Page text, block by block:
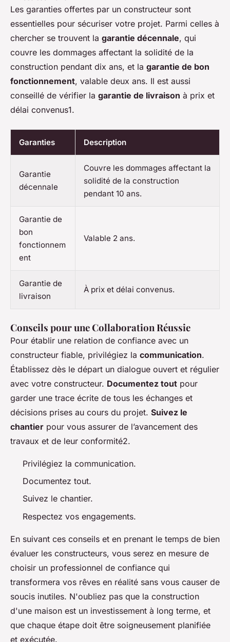
Les garanties offertes par un constructeur sont
essentielles pour sécuriser votre projet. Parmi celles à
chercher se trouvent la garantie décennale, qui
couvre les dommages affectant la solidité de la
construction pendant dix ans, et la garantie de bon
fonctionnement, valable deux ans. Il est aussi
conseillé de vérifier la garantie de livraison à prix et
délai convenus1.
Garanties Description
Garantie
décennale
Couvre les dommages affectant la
solidité de la construction
pendant 10 ans.
Garantie de
bon
fonctionnem
ent
Valable 2 ans.
Garantie de
livraison
À prix et délai convenus.
Conseils pour une Collaboration Réussie
Pour établir une relation de confiance avec un
constructeur fiable, privilégiez la communication.
Établissez dès le départ un dialogue ouvert et régulier
avec votre constructeur. Documentez tout pour
garder une trace écrite de tous les échanges et
décisions prises au cours du projet. Suivez le
chantier pour vous assurer de l’avancement des
travaux et de leur conformité2.
Privilégiez la communication.
Documentez tout.
Suivez le chantier.
Respectez vos engagements.
En suivant ces conseils et en prenant le temps de bien
évaluer les constructeurs, vous serez en mesure de
choisir un professionnel de confiance qui
transformera vos rêves en réalité sans vous causer de
soucis inutiles. N'oubliez pas que la construction
d'une maison est un investissement à long terme, et
que chaque étape doit être soigneusement planifiée
et exécutée.